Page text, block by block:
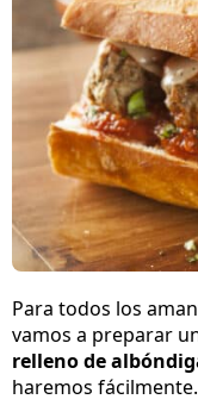
Para todos los
vamos a preparar
relleno de
haremos fácilmente.